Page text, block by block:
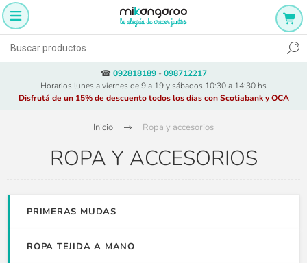
☎ 092818189- 098712217
Horarios lunes a viernes de 9 a 19 y sábados 10:30 a 14:30 hs
Disfrutá de un 15% de descuento todos los días con Scotiabank y OCA
Inicio Ropa y accesorios
ROPA Y ACCESORIOS
PRIMERAS MUDAS
ROPA TEJIDA A MANO